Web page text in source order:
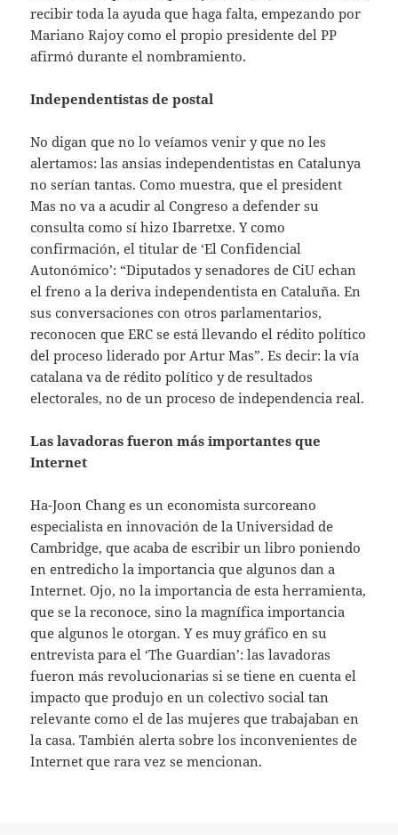
recibir toda la ayuda que haga falta, empezando por
Mariano Rajoy como el propio presidente del PP
afirmó durante el nombramiento.
Independentistas de postal
No digan que no lo veíamos venir y que no les
alertamos: las ansias independentistas en Catalunya
no serían tantas. Como muestra, que el president
Mas no va a acudir al Congreso a defender su
consulta como sí hizo Ibarretxe. Y como
confirmación, el titular de ‘El Confidencial
Autonómico’: “Diputados y senadores de CiU echan
el freno a la deriva independentista en Cataluña. En
sus conversaciones con otros parlamentarios,
reconocen que ERC se está llevando el rédito político
del proceso liderado por Artur Mas”. Es decir: la vía
catalana va de rédito político y de resultados
electorales, no de un proceso de independencia real.
Las lavadoras fueron más importantes que
Internet
Ha-Joon Chang es un economista surcoreano
especialista en innovación de la Universidad de
Cambridge, que acaba de escribir un libro poniendo
en entredicho la importancia que algunos dan a
Internet. Ojo, no la importancia de esta herramienta,
que se la reconoce, sino la magnífica importancia
que algunos le otorgan. Y es muy gráfico en su
entrevista para el ‘The Guardian’: las lavadoras
fueron más revolucionarias si se tiene en cuenta el
impacto que produjo en un colectivo social tan
relevante como el de las mujeres que trabajaban en
la casa. También alerta sobre los inconvenientes de
Internet que rara vez se mencionan.